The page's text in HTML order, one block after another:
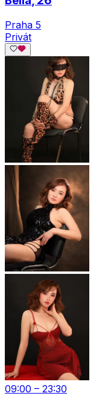
Praha 5
Privát
09:00 – 23:30